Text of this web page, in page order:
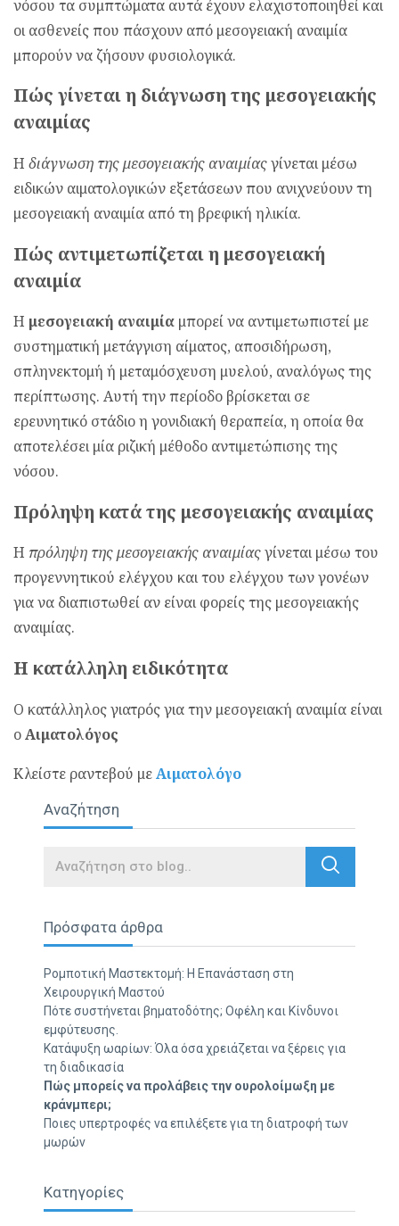
νόσου τα συμπτώματα αυτά έχουν ελαχιστοποιηθεί και
οι ασθενείς που πάσχουν από μεσογειακή αναιμία
μπορούν να ζήσουν φυσιολογικά.
Πώς γίνεται η διάγνωση της μεσογειακής
αναιμίας
Η διάγνωση της μεσογειακής αναιμίαςγίνεται μέσω
ειδικών αιματολογικών εξετάσεων που ανιχνεύουν τη
μεσογειακή αναιμία από τη βρεφική ηλικία.
Πώς αντιμετωπίζεται η μεσογειακή
αναιμία
Η μεσογειακή αναιμία μπορεί να αντιμετωπιστεί με
συστηματική μετάγγιση αίματος, αποσιδήρωση,
σπληνεκτομή ή μεταμόσχευση μυελού, αναλόγως της
περίπτωσης. Αυτή την περίοδο βρίσκεται σε
ερευνητικό στάδιο η γονιδιακή θεραπεία, η οποία θα
αποτελέσει μία ριζική μέθοδο αντιμετώπισης της
νόσου.
Πρόληψη κατά της μεσογειακής αναιμίας
Η πρόληψη της μεσογειακής αναιμίαςγίνεται μέσω του
προγεννητικού ελέγχου και του ελέγχου των γονέων
για να διαπιστωθεί αν είναι φορείς της μεσογειακής
αναιμίας.
Η κατάλληλη ειδικότητα
Ο κατάλληλος γιατρός για την μεσογειακή αναιμία είναι
οΑιματολόγος
Κλείστε ραντεβού μεΑιματολόγο
Αναζήτηση
Search
Πρόσφατα άρθρα
Ρομποτική Μαστεκτομή: Η Επανάσταση στη
Χειρουργική Μαστού
Πότε συστήνεται βηματοδότης; Οφέλη και Κίνδυνοι
εμφύτευσης.
Κατάψυξη ωαρίων: Όλα όσα χρειάζεται να ξέρεις για
τη διαδικασία
Πώς μπορείς να προλάβεις την ουρολοίμωξη με
κράνμπερι;
Ποιες υπερτροφές να επιλέξετε για τη διατροφή των
μωρών
Κατηγορίες